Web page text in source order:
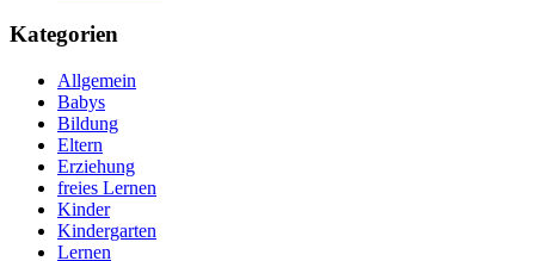
Kategorien
Allgemein
Babys
Bildung
Eltern
Erziehung
freies Lernen
Kinder
Kindergarten
Lernen